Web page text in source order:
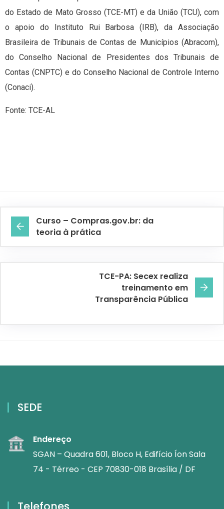
do Estado de Mato Grosso (TCE-MT) e da União (TCU), com
o apoio do Instituto Rui Barbosa (IRB), da Associação
Brasileira de Tribunais de Contas de Municípios (Abracom),
do Conselho Nacional de Presidentes dos Tribunais de
Contas (CNPTC) e do Conselho Nacional de Controle Interno
(Conaci).
Fonte: TCE-AL
Curso – Compras.gov.br: da
teoria à prática
TCE-PA: Secex realiza
treinamento em
Transparência Pública
SEDE
Endereço
SGAN – Quadra 601, Bloco H, Edifício Íon Sala
74 - Térreo - CEP 70830-018 Brasília / DF